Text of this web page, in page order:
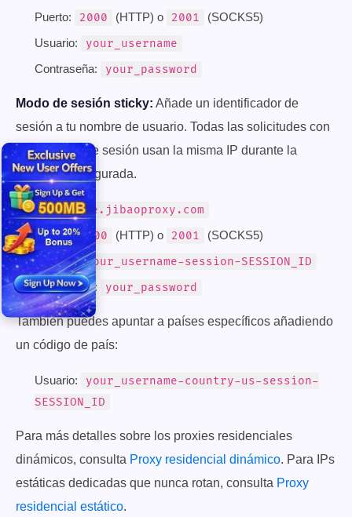
Puerto: 2000 (HTTP) o 2001
(SOCKS5)
Usuario:
your_username
Contraseña:
your_password
Modo de sesión sticky: Añade un identificador de
sesión a tu nombre de usuario. Todas las solicitudes con
el mismo ID de sesión usan la misma IP durante la
duración configurada.
Host: gate.jibaoproxy.com
Puerto: 2000 (HTTP) o 2001
(SOCKS5)
Usuario: your_username-session-SESSION_ID
Contraseña:
your_password
También puedes apuntar a países específicos añadiendo
un código de país:
Usuario:
your_username-country-us-session-
SESSION_ID
Para más detalles sobre los proxies residenciales
dinámicos, consulta Proxy residencial dinámico. Para IPs
estáticas dedicadas que nunca rotan, consulta Proxy
residencial estático.